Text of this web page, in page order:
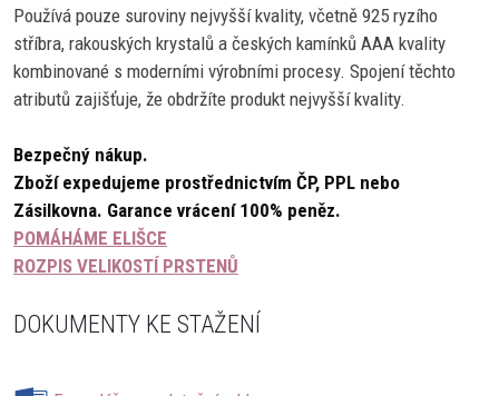
Používá pouze suroviny nejvyšší kvality, včetně 925 ryzího
stříbra, rakouských krystalů a českých kamínků AAA kvality
kombinované s moderními výrobními procesy. Spojení těchto
atributů zajišťuje, že obdržíte produkt nejvyšší kvality.
Bezpečný nákup.
Zboží expedujeme prostřednictvím ČP, PPL nebo
Zásilkovna. Garance vrácení 100% peněz.
POMÁHÁME ELIŠCE
ROZPIS VELIKOSTÍ PRSTENŮ
DOKUMENTY KE STAŽENÍ